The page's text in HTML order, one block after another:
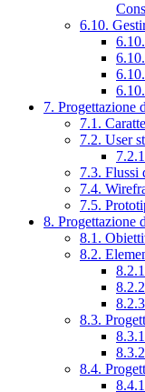
6.10.
7. Progettazione
7.1.
7.2. User
7.3. Flussi
7.4.
7.5.
8. Progettazione
8.1.
8.2.
8.3.
8.4.